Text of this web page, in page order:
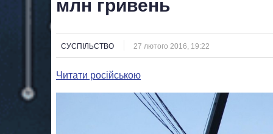
млн гривень
СУСПІЛЬСТВО 27 лютого 2016, 19:22
Читати російською